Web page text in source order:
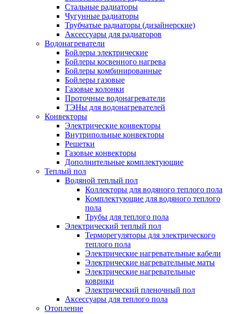
Стальные радиаторы
Чугунные радиаторы
Трубчатые радиаторы (дизайнерские)
Аксессуары для радиаторов
Водонагреватели
Бойлеры электрические
Бойлеры косвенного нагрева
Бойлеры комбинированные
Бойлеры газовые
Газовые колонки
Проточные водонагреватели
ТЭНы для водонагревателей
Конвекторы
Электрические конвекторы
Внутрипольные конвекторы
Решетки
Газовые конвекторы
Дополнительные комплектующие
Теплый пол
Водяной теплый пол
Коллекторы для водяного теплого пола
Комплектующие для водяного теплого
пола
Трубы для теплого пола
Электрический теплый пол
Терморегуляторы для электрического
теплого пола
Электрические нагревательные кабели
Электрические нагревательные маты
Электрические нагревательные
коврики
Электрический пленочный пол
Аксессуары для теплого пола
Отопление